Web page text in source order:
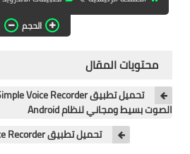
الحجم
محتويات المقال
الصوت بسيط ومجاني لنظام Android
تحميل تطبيق Simple Voice Recorder